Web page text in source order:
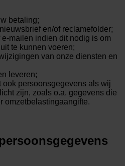
betaling;
en/of reclamefolder;
mailen indien dit nodig is om
te kunnen voeren;
van onze diensten en
leveren;
ook persoonsgegevens als wij
zijn, zoals o.a. gegevens die
omzetbelastingaangifte.